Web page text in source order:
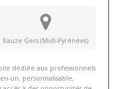
Eauze Gers (Midi-Pyrénées)
dédiée aux professionnels
un, personnalisable,